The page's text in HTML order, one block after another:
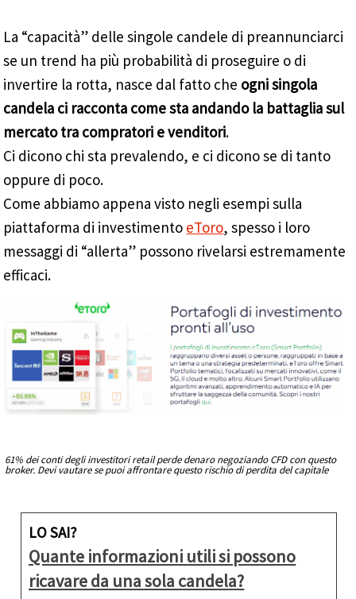
La “capacità” delle singole candele di preannunciarci
se un trend ha più probabilità di proseguire o di
invertire la rotta, nasce dal fatto che ogni singola
candela ci racconta come sta andando la battaglia sul
mercato tra compratori e venditori.
Ci dicono chi sta prevalendo, e ci dicono se di tanto
oppure di poco.
Come abbiamo appena visto negli esempi sulla
piattaforma di investimento eToro, spesso i loro
messaggi di “allerta” possono rivelarsi estremamente
efficaci.
61% dei conti degli investitori retail perde denaro negoziando CFD con questo
broker. Devi vautare se puoi affrontare questo rischio di perdita del capitale
LO SAI?
Quante informazioni utili si possono
ricavare da una sola candela?